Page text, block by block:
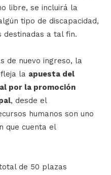
libre, se incluirá la
tipo de discapacidad,
a tal fin.
de nuevo ingreso, la
la apuesta del
por la promoción
, desde el
humanos son uno
que cuenta el
de 50 plazas